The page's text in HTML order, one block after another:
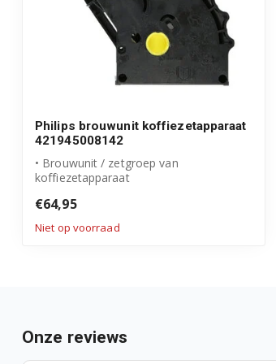
Philips brouwunit koffiezetapparaat
421945008142
• Brouwunit / zetgroep van
koffiezetapparaat
...
€64,95
Niet op voorraad
Onze reviews